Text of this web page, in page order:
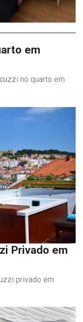
em
no quarto em
Privado em
privado em